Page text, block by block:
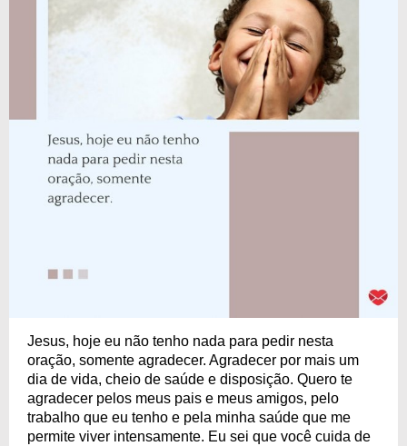
Jesus, hoje eu não tenho nada para pedir nesta
oração, somente agradecer. Agradecer por mais um
dia de vida, cheio de saúde e disposição. Quero te
agradecer pelos meus pais e meus amigos, pelo
trabalho que eu tenho e pela minha saúde que me
permite viver intensamente. Eu sei que você cuida de